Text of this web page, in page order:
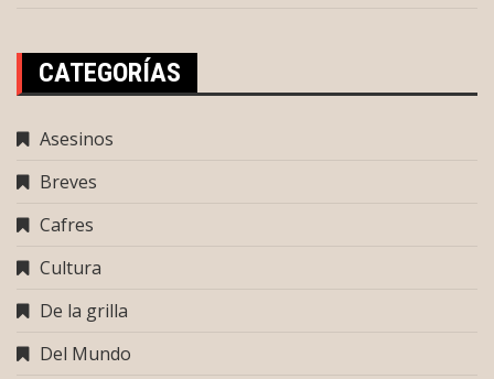
CATEGORÍAS
Asesinos
Breves
Cafres
Cultura
De la grilla
Del Mundo